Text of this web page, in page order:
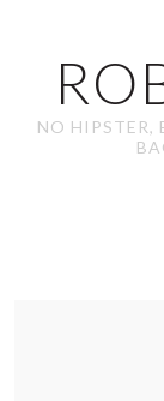
NO HIPSTER,